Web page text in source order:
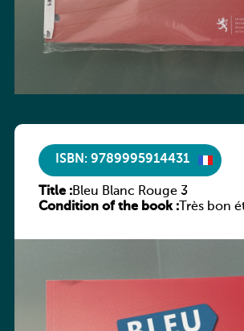
ISBN: 9789995914431
Title :Bleu Blanc Rouge 3
Condition of the book :Très bon